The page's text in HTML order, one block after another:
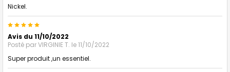
Nickel.
5
Avis du 11/10/2022
Posté parVIRGINIE T. le 11/10/2022
Super produit ,un essentiel.